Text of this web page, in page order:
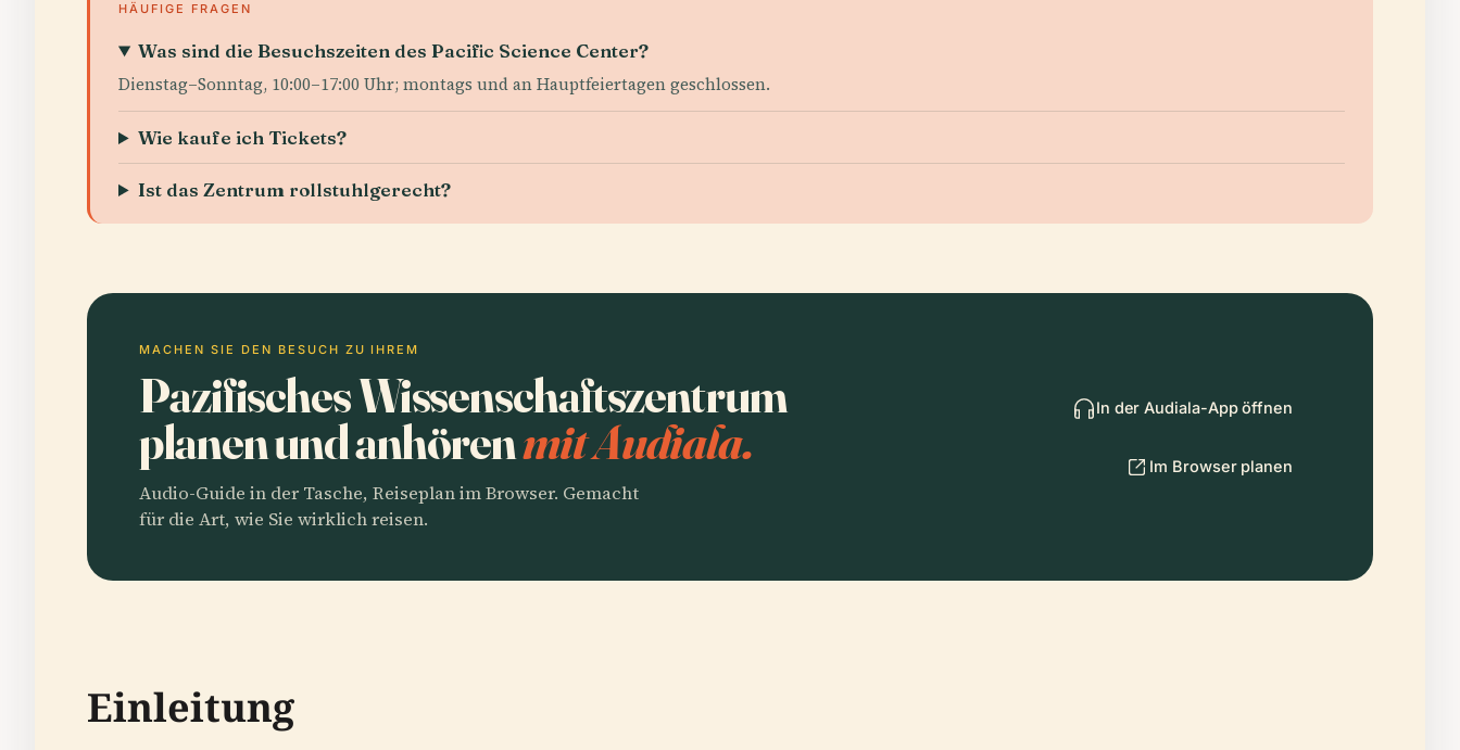
HÄUFIGE FRAGEN
Was sind die Besuchszeiten des Pacific Science Center?
Dienstag–Sonntag, 10:00–17:00 Uhr; montags und an Hauptfeiertagen geschlossen.
Wie kaufe ich Tickets?
Ist das Zentrum rollstuhlgerecht?
MACHEN SIE DEN BESUCH ZU IHREM
Pazifisches Wissenschaftszentrum
planen und anhörenmit Audiala.
Audio-Guide in der Tasche, Reiseplan im Browser. Gemacht
für die Art, wie Sie wirklich reisen.
In der Audiala-App öffnen
Im Browser planen
Einleitung